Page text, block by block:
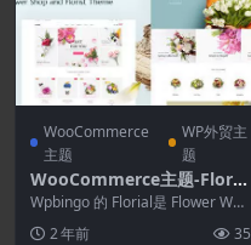
WooCommerce
主题
WP外贸主
题
WooCommerce主题-Floria
l 1.2.1–花店WooCommerce
WordPress主题
Wpbingo 的 Florial是 Fl​​ower Woo
2 年前 35